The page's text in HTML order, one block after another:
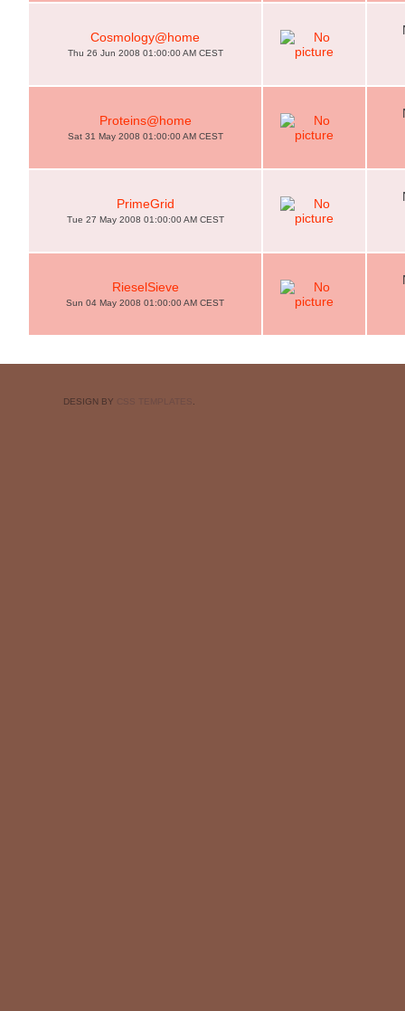
Cosmology@home
Thu 26 Jun 2008 01:00:00 AM CEST
Proteins@home
Sat 31 May 2008 01:00:00 AM CEST
PrimeGrid
Tue 27 May 2008 01:00:00 AM CEST
RieselSieve
Sun 04 May 2008 01:00:00 AM CEST
DESIGN BY CSS TEMPLATES